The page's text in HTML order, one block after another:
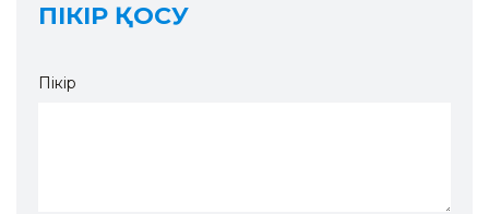
ПІКІР ҚОСУ
Пікір